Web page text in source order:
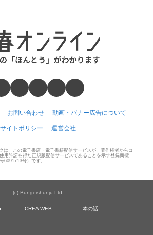
お問い合わせ 動画・バナー広告について
サイトポリシー 運営会社
は、この電子書店・電子書籍配信サービスが、著作権者からコ
用許諾を得た正規版配信サービスであることを示す登録商標
6091713号）です。
(c) Bungeishunju Ltd.
CREA WEB 本の話